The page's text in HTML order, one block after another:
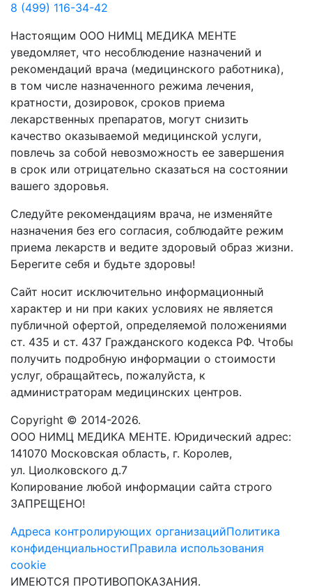
8 (499) 116-34-42
Настоящим ООО НИМЦ МЕДИКА МЕНТЕ
уведомляет, что несоблюдение назначений и
рекомендаций врача (медицинского работника),
в том числе назначенного режима лечения,
кратности, дозировок, сроков приема
лекарственных препаратов, могут снизить
качество оказываемой медицинской услуги,
повлечь за собой невозможность ее завершения
в срок или отрицательно сказаться на состоянии
вашего здоровья.
Следуйте рекомендациям врача, не изменяйте
назначения без его согласия, соблюдайте режим
приема лекарств и ведите здоровый образ жизни.
Берегите себя и будьте здоровы!
Сайт носит исключительно информационный
характер и ни при каких условиях не является
публичной офертой, определяемой положениями
ст. 435 и ст. 437 Гражданского кодекса РФ. Чтобы
получить подробную информации о стоимости
услуг, обращайтесь, пожалуйста, к
администраторам медицинских центров.
Copyright © 2014-2026.
ООО НИМЦ МЕДИКА МЕНТЕ. Юридический адрес:
141070 Московская область, г. Королев,
ул. Циолковского д.7
Копирование любой информации сайта строго
ЗАПРЕЩЕНО!
Адреса контролирующих организацийПолитика
конфиденциальностиПравила использования
cookie
ИМЕЮТСЯ ПРОТИВОПОКАЗАНИЯ.